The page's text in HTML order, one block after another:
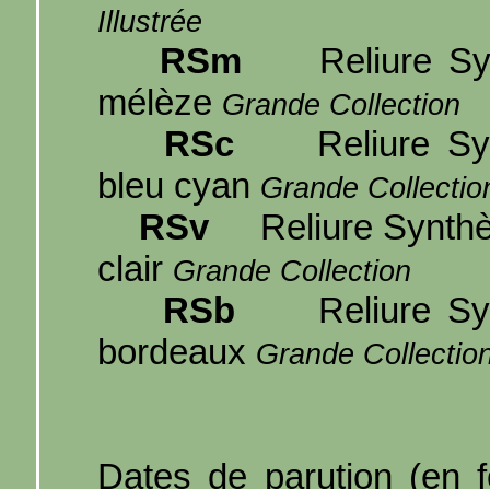
Illustrée
RSm
Reliure
mélèze Grande Collection
RSc
Reliure
bleu cyan Grande
RSv
Reliure
clair Grande Collection
RSb
Reliure
bordeaux Grande
Dates de parution (en